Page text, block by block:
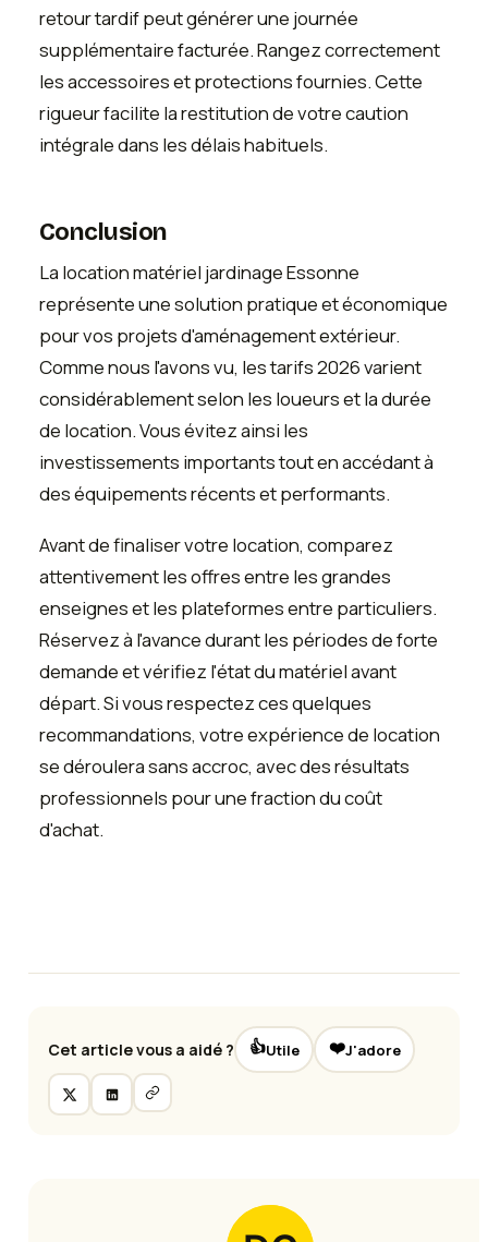
retour tardif peut générer une journée
supplémentaire facturée. Rangez correctement
les accessoires et protections fournies. Cette
rigueur facilite la restitution de votre caution
intégrale dans les délais habituels.
Conclusion
La location matériel jardinage Essonne
représente une solution pratique et économique
pour vos projets d'aménagement extérieur.
Comme nous l'avons vu, les tarifs 2026 varient
considérablement selon les loueurs et la durée
de location. Vous évitez ainsi les
investissements importants tout en accédant à
des équipements récents et performants.
Avant de finaliser votre location, comparez
attentivement les offres entre les grandes
enseignes et les plateformes entre particuliers.
Réservez à l'avance durant les périodes de forte
demande et vérifiez l'état du matériel avant
départ. Si vous respectez ces quelques
recommandations, votre expérience de location
se déroulera sans accroc, avec des résultats
professionnels pour une fraction du coût
d'achat.
Cet article vous a aidé ? 👍Utile ❤️J'adore